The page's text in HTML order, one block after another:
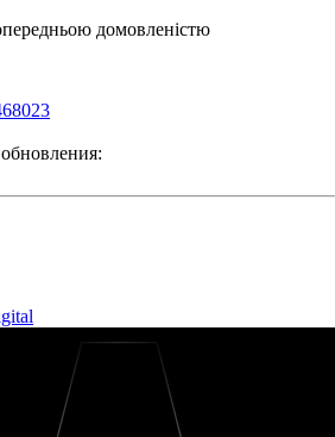
домовленістю